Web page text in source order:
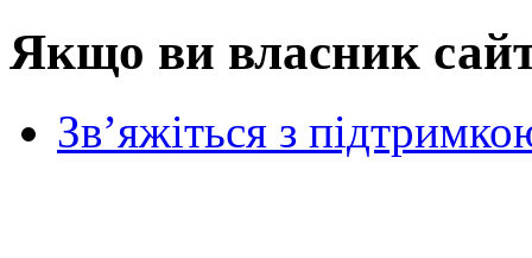
Якщо ви власник
Зв’яжіться з